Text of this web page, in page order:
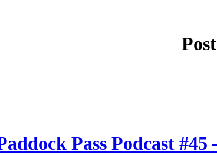
Pass Podcast